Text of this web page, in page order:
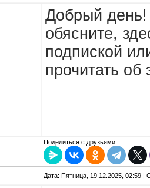
Добрый
обясните,
подпиской
прочитать
Поделиться с друзьями:
Дата: Пятница, 19.12.2025, 02:59 |